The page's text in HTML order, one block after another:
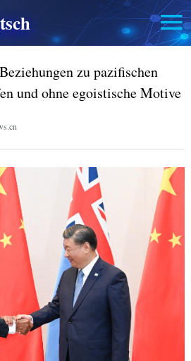
zu pazifischen
und ohne egoistische Motive